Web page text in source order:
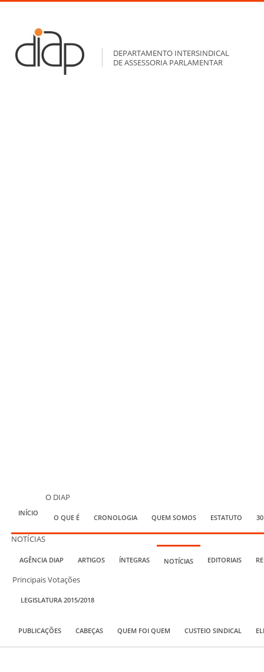
DEPARTAMENTO INTERSINDICAL
DE ASSESSORIA PARLAMENTAR
INÍCIO
O DIAP
O QUE É CRONOLOGIA QUEM SOMOS ESTATUTO
NOTÍCIAS
AGÊNCIA DIAP ARTIGOS ÍNTEGRAS NOTÍCIAS EDITORIAIS
Principais Votações
LEGISLATURA 2015/2018
PUBLICAÇÕES CABEÇAS QUEM FOI QUEM CUSTEIO SINDICAL